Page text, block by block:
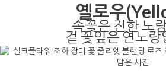
옐로우
속꽃은 진한 노
겉 꽃잎은 연노랑